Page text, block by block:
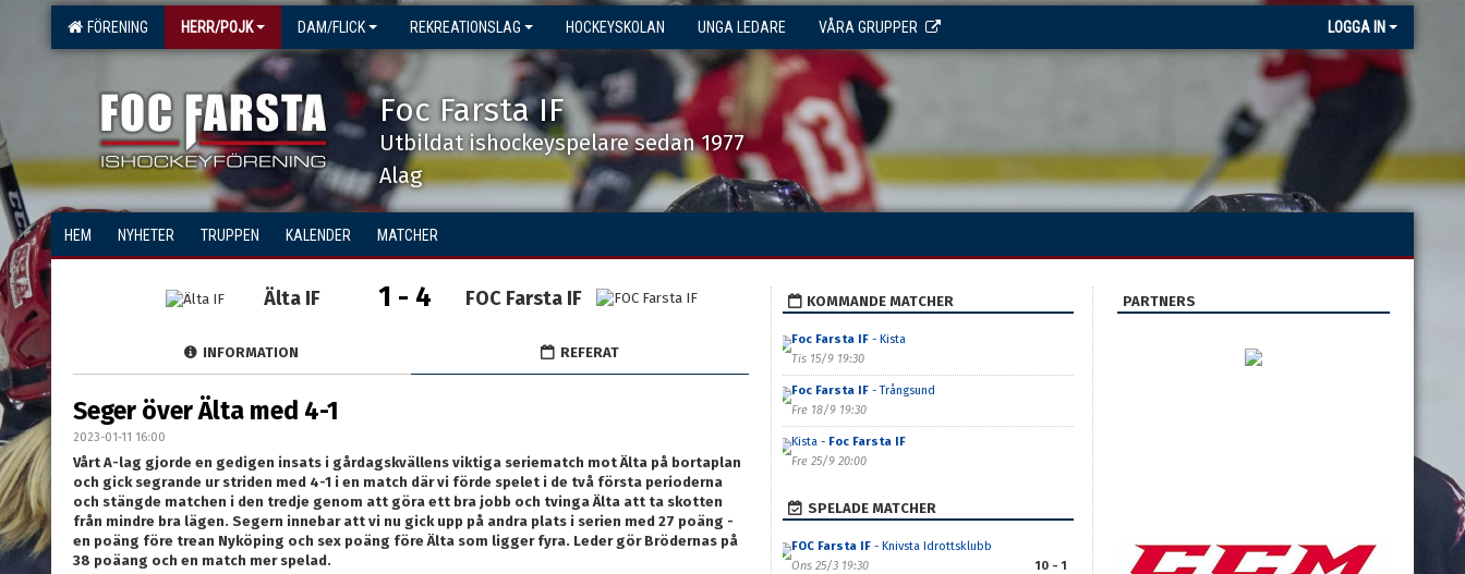
FÖRENING HERR/POJK DAM/FLICK REKREATIONSLAG HOCKEYSKOLAN UNGA LEDARE VÅRA GRUPPER LOGGA IN
Foc Farsta IF
Utbildat ishockeyspelare sedan 1977
Alag
HEM NYHETER TRUPPEN KALENDER MATCHER
Älta IF 1 - 4 FOC Farsta IF
INFORMATION REFERAT
Seger över Älta med 4-1
2023-01-11 16:00
Vårt A-lag gjorde en gedigen insats i gårdagskvällens viktiga seriematch mot Älta på bortaplan
och gick segrande ur striden med 4-1 i en match där vi förde spelet i de två första perioderna
och stängde matchen i den tredje genom att göra ett bra jobb och tvinga Älta att ta skotten
från mindre bra lägen. Segern innebar att vi nu gick upp på andra plats i serien med 27 poäng -
en poäng före trean Nyköping och sex poäng före Älta som ligger fyra. Leder gör Brödernas på
38 poäang och en match mer spelad.
KOMMANDE MATCHER
Foc Farsta IF- Kista
Tis 15/9 19:30
Foc Farsta IF- Trångsund
Fre 18/9 19:30
Kista - Foc Farsta IF
Fre 25/9 20:00
SPELADE MATCHER
FOC Farsta IF- Knivsta Idrottsklubb
Ons 25/3 19:30
10 - 1
PARTNERS